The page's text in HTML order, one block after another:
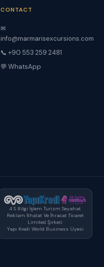
CONTACT
✉
info@marmarisexcursions.com
📞 +90 553 259 2481
💬 WhatsApp
4 S Bilgi İşlem Turizm Seyahat
Reklam İthalat Ve İhracat Ticaret
Limited Şirketi
Yapı Kredi World Business Üyesi